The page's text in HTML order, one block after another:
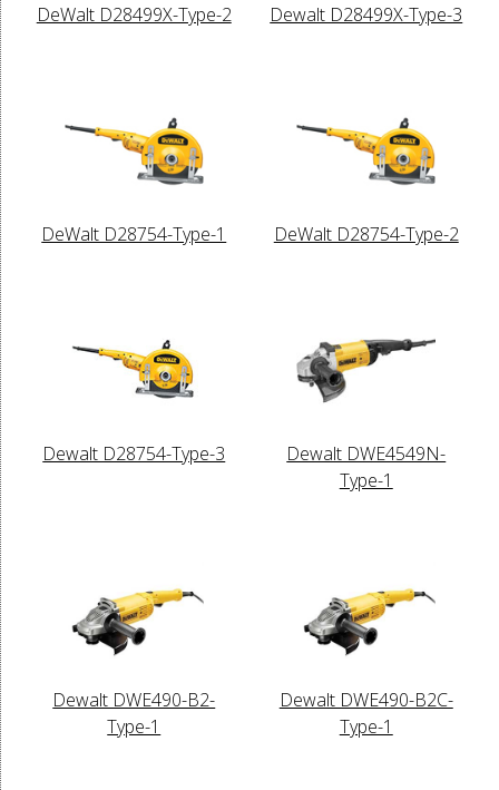
DeWalt D28499X-Type-2 Dewalt D28499X-Type-3
DeWalt D28754-Type-1 DeWalt D28754-Type-2
Dewalt D28754-Type-3
Dewalt DWE4549N-
Type-1
Dewalt DWE490-B2-
Type-1
Dewalt DWE490-B2C-
Type-1